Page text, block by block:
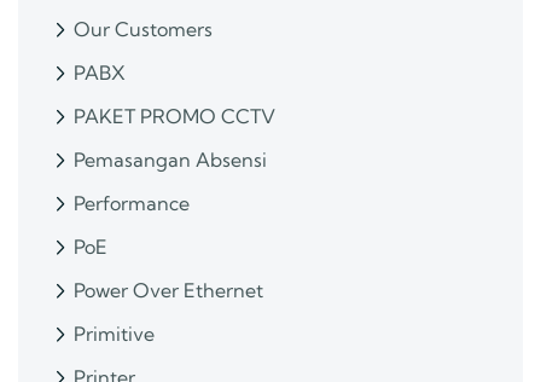
Our Customers
PABX
PAKET PROMO CCTV
Pemasangan Absensi
Performance
PoE
Power Over Ethernet
Primitive